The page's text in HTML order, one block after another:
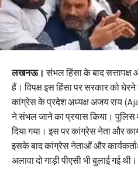
लखनऊ। संभल हिंसा के बाद
हैं। विपक्ष इस हिंसा पर सरकार को
कांग्रेस के प्रदेश अध्यक्ष अजय राय
ने संभल जाने का प्रयास किया। पुलिस
दिया गया। इस पर कांग्रेस नेता और
इसके बाद कांग्रेस नेताओं और
अलावा दो गाड़ी पीएसी भी बुलाई गई थी।